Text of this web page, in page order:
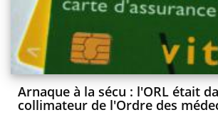
Arnaque à la sécu : l'ORL était
collimateur de l'Ordre des